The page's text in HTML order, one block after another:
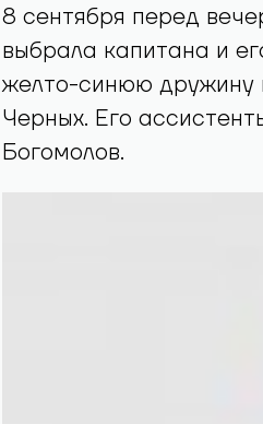
8 сентября перед
выбрала капитана и
желто-синюю дружину
Черных. Его
Богомолов.